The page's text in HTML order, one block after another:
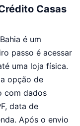
Casas
é um
passo é acessar
uma loja física.
opção de
com dados
data de
Após o envio